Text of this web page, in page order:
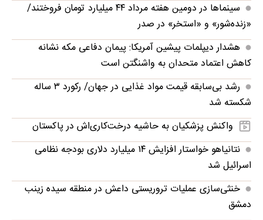
سینماها در دومین هفته‌ مرداد ۴۴ میلیارد تومان فروختند/
«زنده‌شور» و «استخر» در صدر
هشدار دیپلمات پیشین آمریکا: پیمان دفاعی مکه نشانه
کاهش اعتماد متحدان به واشنگتن است
رشد بی‌سابقه قیمت مواد غذایی در جهان/ رکورد ۳ ساله
شکسته شد
واکنش پزشکیان به حاشیه درخت‌کاری‌اش در پاکستان
نتانیاهو خواستار افزایش ۱۴ میلیارد دلاری بودجه نظامی
اسرائیل شد
خنثی‌سازی عملیات تروریستی داعش در منطقه سیده زینب
دمشق